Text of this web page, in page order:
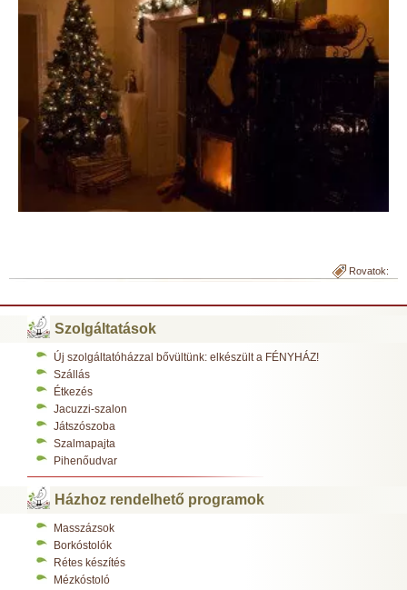
Rovatok:
Szolgáltatások
Új szolgáltatóházzal bővültünk: elkészült a FÉNYHÁZ!
Szállás
Étkezés
Jacuzzi-szalon
Játszószoba
Szalmapajta
Pihenőudvar
Házhoz rendelhető programok
Masszázsok
Borkóstolók
Rétes készítés
Mézkóstoló